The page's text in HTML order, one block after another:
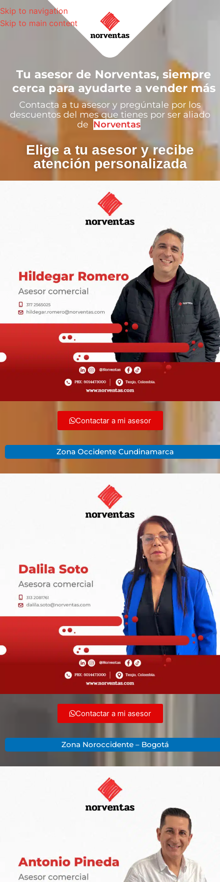
Skip to navigation
Skip to main content
Tu asesor de Norventas, siempre
cerca para ayudarte a vender más
Contacta a tu asesor y pregúntale por los
descuentos del mes que tienes por ser aliado
de Norventas
Elige a tu asesor y recibe
atención personalizada​​
Contactar a mi asesor
Zona Occidente Cundinamarca
Contactar a mi asesor
Zona Noroccidente – Bogotá